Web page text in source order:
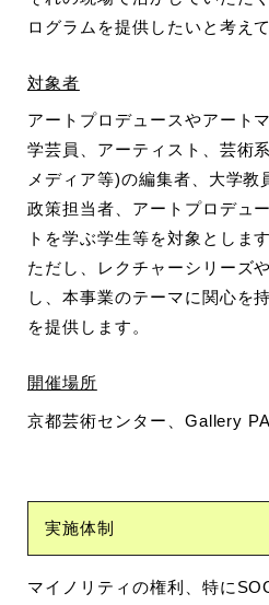
ログラムを提供し たいと考え
対象者
アートプロデュースやアート
学芸員、アーティスト、芸術
メディア等)の編集者、大学
政策担当者、アートプロデュ
トを学ぶ学生等を対象とします
ただし、レクチャーシリーズ
し、本事業のテーマに関心を
を提供します。
開催場所
京都芸術センター、Gallery
実施体制
マイノリティの権利、特に